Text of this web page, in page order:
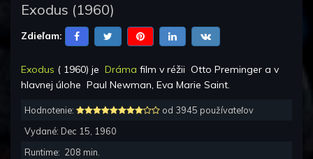
Exodus (1960)
Zdieľam:
Exodus ( 1960) je Dráma film v réžii Otto Preminger a v
hlavnej úlohe Paul Newman, Eva Marie Saint.
Hodnotenie:
od 3945 používateľov
Vydané: Dec 15, 1960
Runtime: 208 min.